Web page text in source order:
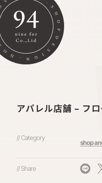
アパレル店舗 – フ
// Category
shop
// Share